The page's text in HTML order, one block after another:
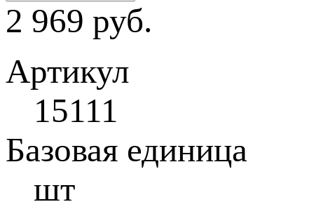
2 969 руб.
Артикул
15111
Базовая единица
шт